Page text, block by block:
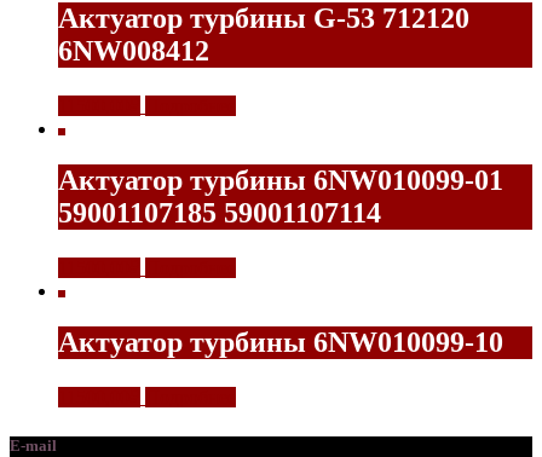
Актуатор турбины G-53 712120
6NW008412
Актуатор турбины 6NW010099-01
59001107185 59001107114
Актуатор турбины 6NW010099-10
E-mail